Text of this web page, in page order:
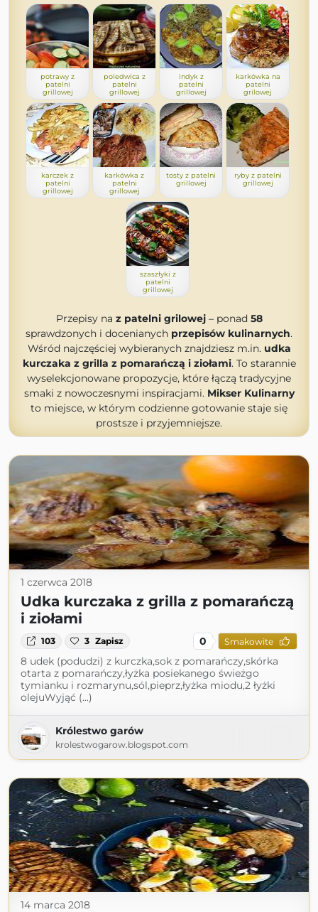
potrawy z
patelni
grillowej
poledwica z
patelni
grillowej
indyk z
patelni
grillowej
karkówka na
patelni
grilowej
karczek z
patelni
grillowej
karkówka z
patelni
grillowej
tosty z patelni
grillowej
ryby z patelni
grillowej
szaszłyki z
patelni
grillowej
Przepisy na z patelni grilowej– ponad 58
sprawdzonych i docenianych przepisów kulinarnych.
Wśród najczęściej wybieranych znajdziesz m.in. udka
kurczaka z grilla z pomarańczą i ziołami. To starannie
wyselekcjonowane propozycje, które łączą tradycyjne
smaki z nowoczesnymi inspiracjami. Mikser Kulinarny
to miejsce, w którym codzienne gotowanie staje się
prostsze i przyjemniejsze.
1 czerwca 2018
Udka kurczaka z grilla z pomarańczą
i ziołami
103 3 Zapisz 0 Smakowite
8 udek (podudzi) z kurczka,sok z pomarańczy,skórka
otarta z pomarańczy,łyżka posiekanego świeżgo
tymianku i rozmarynu,sól,pieprz,łyżka miodu,2 łyżki
olejuWyjąć (...)
Królestwo garów
krolestwogarow.blogspot.com
14 marca 2018